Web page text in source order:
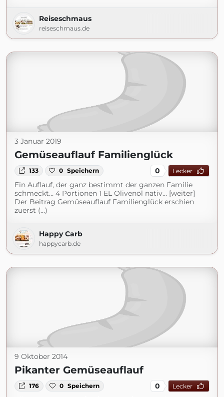
Reiseschmaus
reiseschmaus.de
3 Januar 2019
Gemüseauflauf Familienglück
133 0 Speichern 0 Lecker
Ein Auflauf, der ganz bestimmt der ganzen Familie
schmeckt… 4 Portionen 1 EL Olivenöl nativ... [weiter]
Der Beitrag Gemüseauflauf Familienglück erschien
zuerst (...)
Happy Carb
happycarb.de
9 Oktober 2014
Pikanter Gemüseauflauf
176 0 Speichern 0 Lecker